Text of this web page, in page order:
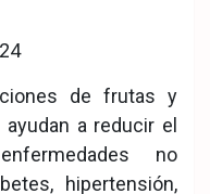
de frutas y
a reducir el
no
hipertensión,